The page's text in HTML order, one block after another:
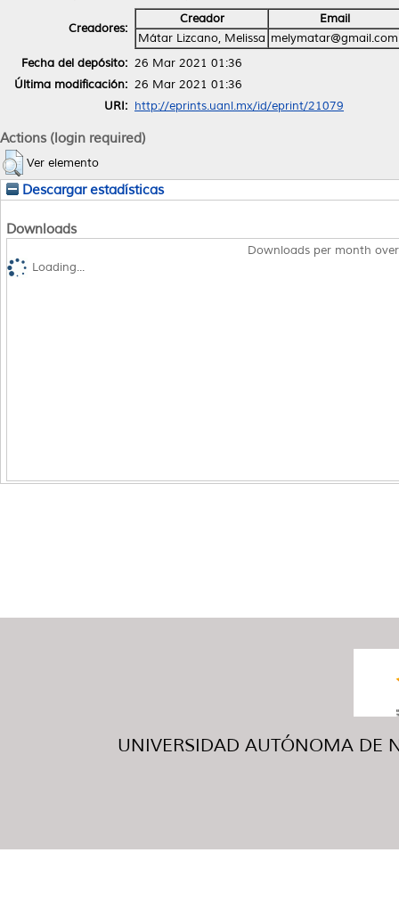
Creadores:
Creador
Email
Mátar Lizcano, Melissa melymatar@gmail.com
Fecha del depósito: 26 Mar 2021 01:36
Última modificación: 26 Mar 2021 01:36
URI: http://eprints.uanl.mx/id/eprint/21079
Actions (login required)
Ver elemento
Descargar estadísticas
Downloads
Downloads per month
Loading...
UNIVERSIDAD AUTÓNOMA DE